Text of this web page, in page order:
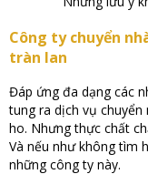
Công ty chuyển
tràn lan
Đáp ứng đa dạng các
tung ra dịch vụ
ho. Nhưng thực chất
Và nếu như không tìm
những công ty này.